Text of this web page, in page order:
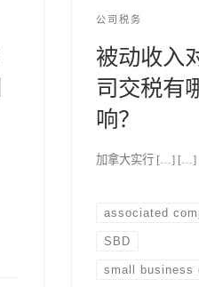
公司税务
被动收入
司交税有
响？
加拿大实行 […] […]
associated
SBD
small business